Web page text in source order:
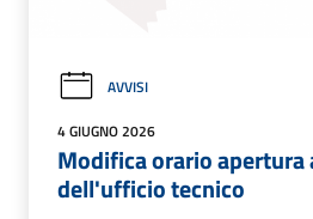
AVVISI
4 GIUGNO 2026
Modifica orario apertura
dell'ufficio tecnico